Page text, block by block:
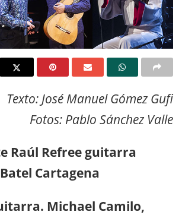
Texto: José Manuel Gómez Gufi
Fotos: Pablo Sánchez Valle
Raúl Refree guitarra
Cartagena
Michael Camilo,